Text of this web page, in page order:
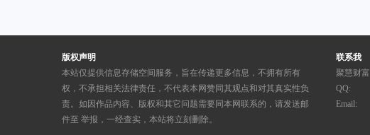
版权声明
本站仅提供信息存储空间服务，旨在传递更多信息，不拥有所有
权，不承担相关法律责任，不代表本网赞同其观点和对其真实性负
责。如因作品内容、版权和其它问题需要同本网联系的，请发送邮
件至 举报，一经查实，本站将立刻删除。
联系我
聚慧财富
QQ:
Email: